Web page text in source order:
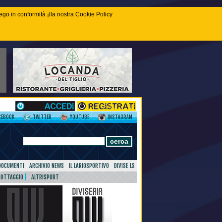
in conformità ¡lla nostra Cookie Policy
TWITTER YOUTUBE INSTAGRAM
ARCHIVIO NEWS IL LARIOSPORTIVO
DIVISE LS
ALTRISPORT